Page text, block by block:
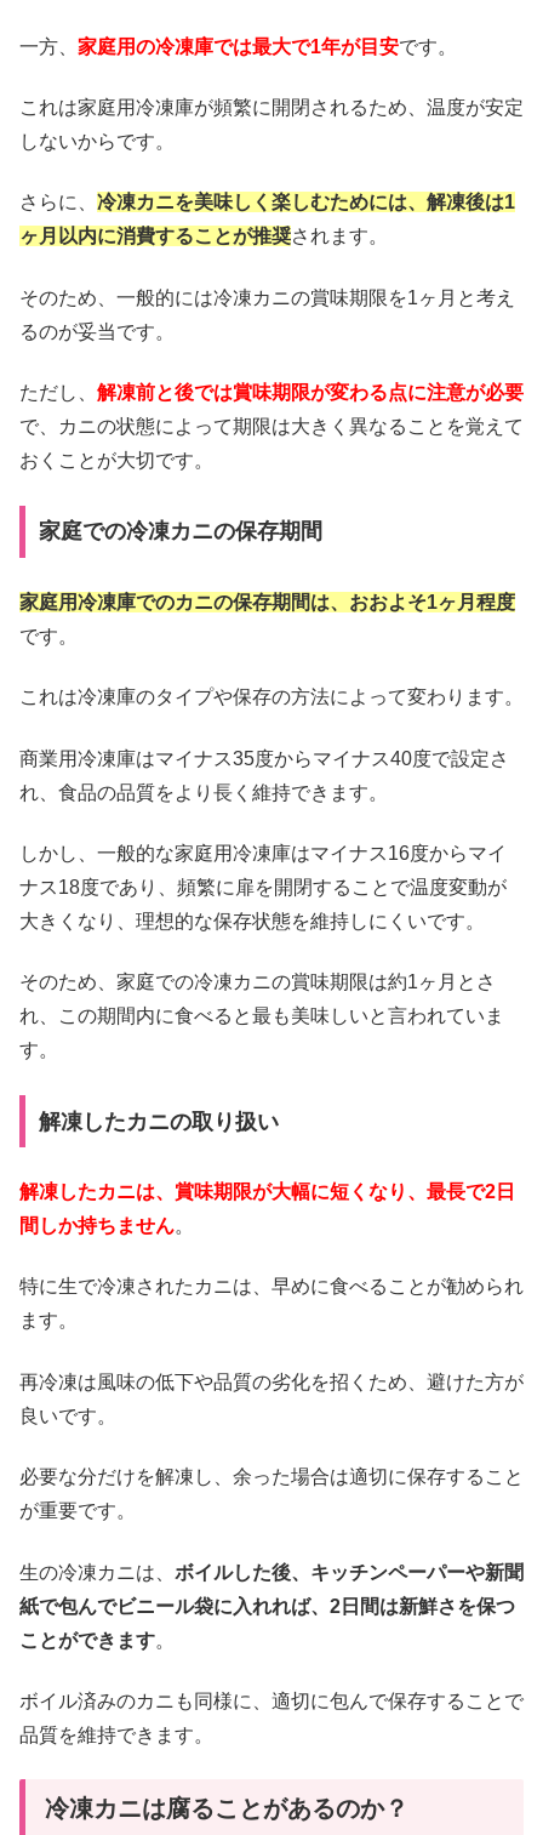
一方、 家庭用の冷凍庫では最大で1年が目安です。
これは家庭用冷凍庫が頻繁に開閉されるため、温度が安定
しないからです。
さらに、 冷凍カニを美味しく楽しむためには、解凍後は1
ヶ月以内に消費することが推奨されます。
そのため、一般的には冷凍カニの賞味期限を1ヶ月と考え
るのが妥当です。
ただし、 解凍前と後では賞味期限が変わる点に注意が必要
で、カニの状態によって期限は大きく異なることを覚えて
おくことが大切です。
家庭での冷凍カニの保存期間
家庭用冷凍庫でのカニの保存期間は、おおよそ1ヶ月程度
です。
これは冷凍庫のタイプや保存の方法によって変わります。
商業用冷凍庫はマイナス35度からマイナス40度で設定さ
れ、食品の品質をより長く維持できます。
しかし、一般的な家庭用冷凍庫はマイナス16度からマイ
ナス18度であり、頻繁に扉を開閉することで温度変動が
大きくなり、理想的な保存状態を維持しにくいです。
そのため、家庭での冷凍カニの賞味期限は約1ヶ月とさ
れ、この期間内に食べると最も美味しいと言われていま
す。
解凍したカニの取り扱い
解凍したカニは、賞味期限が大幅に短くなり、最長で2日
間しか持ちません。
特に生で冷凍されたカニは、早めに食べることが勧められ
ます。
再冷凍は風味の低下や品質の劣化を招くため、避けた方が
良いです。
必要な分だけを解凍し、余った場合は適切に保存すること
が重要です。
生の冷凍カニは、 ボイルした後、キッチンペーパーや新聞
紙で包んでビニール袋に入れれば、2日間は新鮮さを保つ
ことができます。
ボイル済みのカニも同様に、適切に包んで保存することで
品質を維持できます。
冷凍カニは腐ることがあるのか？